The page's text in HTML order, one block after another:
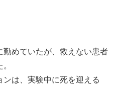
めていたが、救えない患者
は、実験中に死を迎える